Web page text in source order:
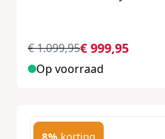
€ 999,95
€ 1.099,95
Op voorraad
8% korting